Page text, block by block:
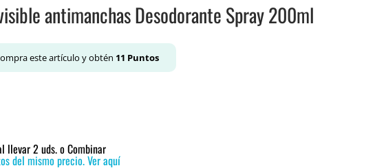
antimanchas Desodorante Spray 200ml
este artículo y obtén 11 Puntos
llevar 2 uds. o Combinar
del mismo precio. Ver aquí